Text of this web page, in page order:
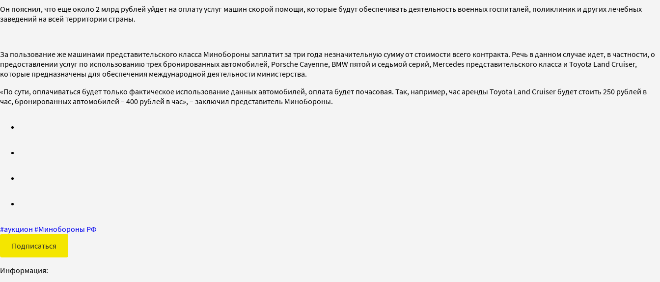
Он пояснил, что еще около 2 млрд рублей уйдет на оплату услуг машин скорой помощи, которые будут обеспечивать деятельность военных госпиталей, поликлиник и других лечебных
заведений на всей территории страны.
За пользование же машинами представительского класса Минобороны заплатит за три года незначительную сумму от стоимости всего контракта. Речь в данном случае идет, в частности, о
предоставлении услуг по использованию трех бронированных автомобилей, Porsche Cayenne, BMW пятой и седьмой серий, Mercedes представительского класса и Toyota Land Cruiser,
которые предназначены для обеспечения международной деятельности министерства.
«По сути, оплачиваться будет только фактическое использование данных автомобилей, оплата будет почасовая. Так, например, час аренды Toyota Land Cruiser будет стоить 250 рублей в
час, бронированных автомобилей – 400 рублей в час», – заключил представитель Минобороны.
#аукцион #Минобороны РФ
Подписаться
Информация: